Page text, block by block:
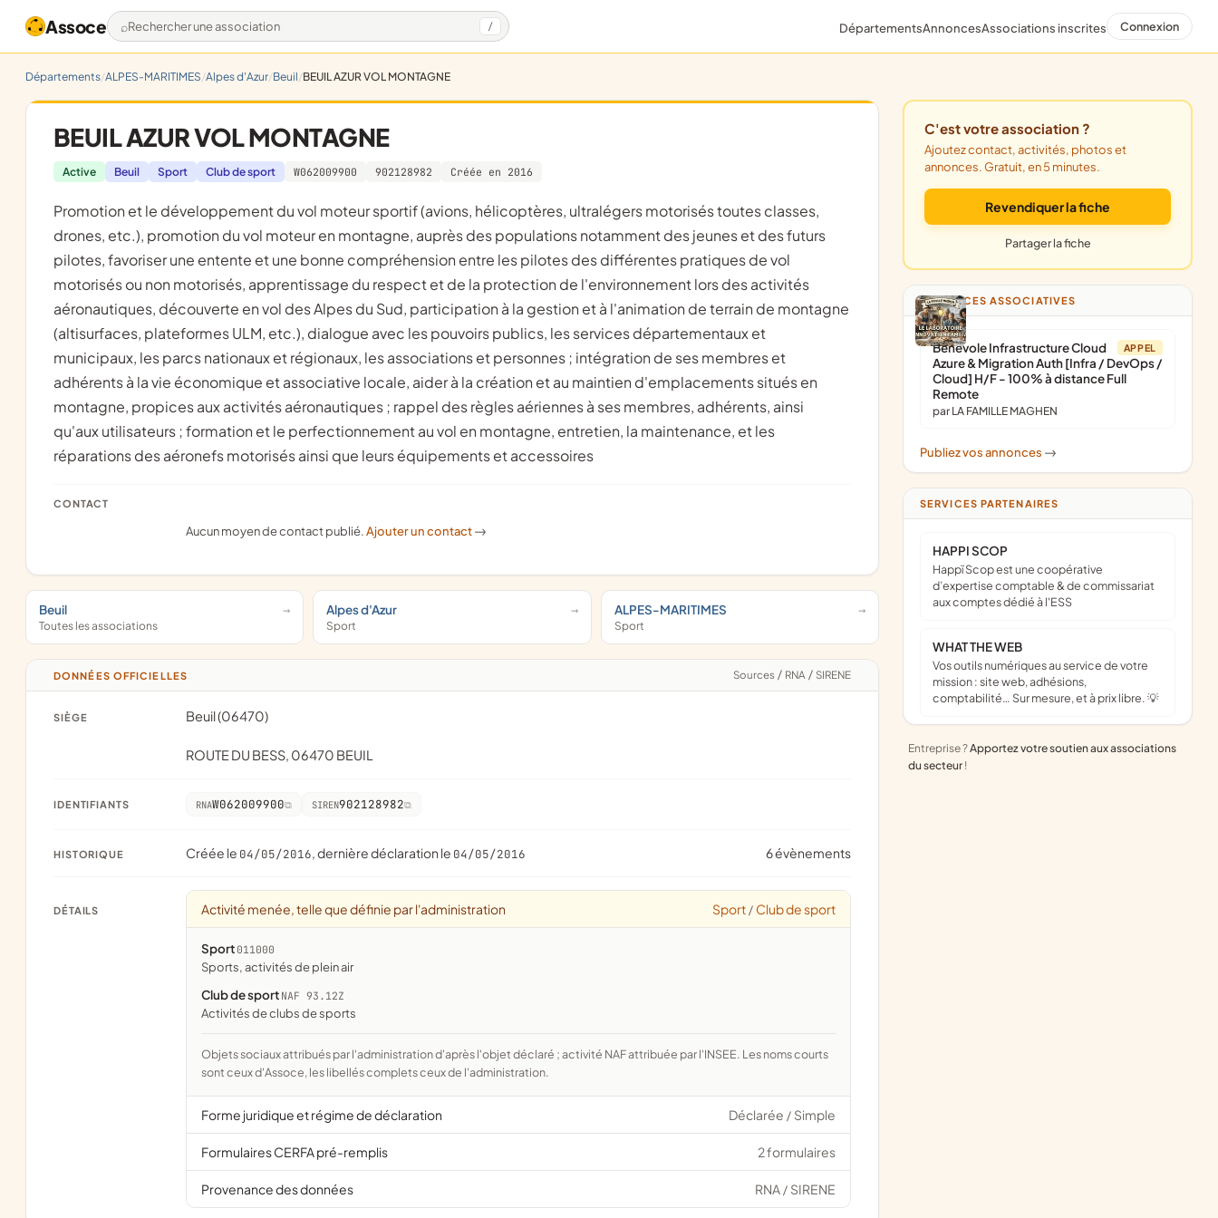
Assoce Rechercher une association / DépartementsAnnoncesAssociations inscrites Connexion
Départements ALPES-MARITIMES Alpes d'Azur Beuil BEUIL AZUR VOL MONTAGNE
BEUIL AZUR VOL MONTAGNE
Active Beuil Sport Club de sport W062009900 902128982 Créée en 2016
promotion et le développement du vol moteur sportif (avions, hélicoptères, ultralégers motorisés toutes classes,
drones, etc.), promotion du vol moteur en montagne, auprès des populations notamment des jeunes et des futurs
pilotes, favoriser une entente et une bonne compréhension entre les pilotes des différentes pratiques de vol
motorisés ou non motorisés, apprentissage du respect et de la protection de l'environnement lors des activités
aéronautiques, découverte en vol des Alpes du Sud, participation à la gestion et à l'animation de terrain de montagne
(altisurfaces, plateformes ULM, etc.), dialogue avec les pouvoirs publics, les services départementaux et
municipaux, les parcs nationaux et régionaux, les associations et personnes ; intégration de ses membres et
adhérents à la vie économique et associative locale, aider à la création et au maintien d'emplacements situés en
montagne, propices aux activités aéronautiques ; rappel des règles aériennes à ses membres, adhérents, ainsi
qu'aux utilisateurs ; formation et le perfectionnement au vol en montagne, entretien, la maintenance, et les
réparations des aéronefs motorisés ainsi que leurs équipements et accessoires
CONTACT
Aucun moyen de contact publié.Ajouter un contact ->
Beuil
Toutes les associations
Alpes d'Azur
Sport
ALPES-MARITIMES
Sport
DONNÉES OFFICIELLES Sources / RNA / SIRENE
SIÈGE Beuil (06470)
ROUTE DU BESS, 06470 BEUIL
IDENTIFIANTS RNAW062009900 SIREN902128982
HISTORIQUE Créée le 04/05/2016, dernière déclaration le 04/05/2016 6 évènements
DÉTAILS Activité menée, telle que définie par l'administration Sport / Club de sport
Sport 011000
Sports, activités de plein air
Club de sport NAF 93.12Z
Activités de clubs de sports
Objets sociaux attribués par l'administration d'après l'objet déclaré ; activité NAF attribuée par l'INSEE. Les noms courts
sont ceux d'Assoce, les libellés complets ceux de l'administration.
Forme juridique et régime de déclaration Déclarée / Simple
Formulaires CERFA pré-remplis 2 formulaires
Provenance des données RNA / SIRENE
C'est votre association ?
Ajoutez contact, activités, photos et
annonces. Gratuit, en 5 minutes.
Revendiquer la fiche
Partager la fiche
ANNONCES ASSOCIATIVES
APPEL
Bénévole Infrastructure Cloud
Azure & Migration Auth [Infra / DevOps /
Cloud] H/F - 100% à distance Full
Remote
par LA FAMILLE MAGHEN
Publiez vos annonces ->
SERVICES PARTENAIRES
HAPPI SCOP
Happï Scop est une coopérative
d’expertise comptable & de commissariat
aux comptes dédié à l'ESS
WHAT THE WEB
Vos outils numériques au service de votre
mission : site web, adhésions,
comptabilité… Sur mesure, et à prix libre. 💡
Entreprise ?Apportez votre soutien aux associations
du secteur !